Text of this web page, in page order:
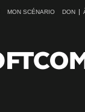
MON SCÉNARIO DON